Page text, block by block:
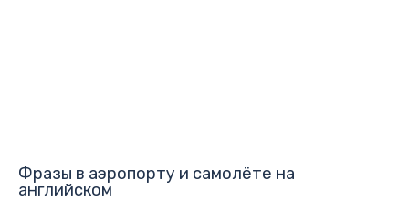
Фразы в аэропорту и самолёте на
английском